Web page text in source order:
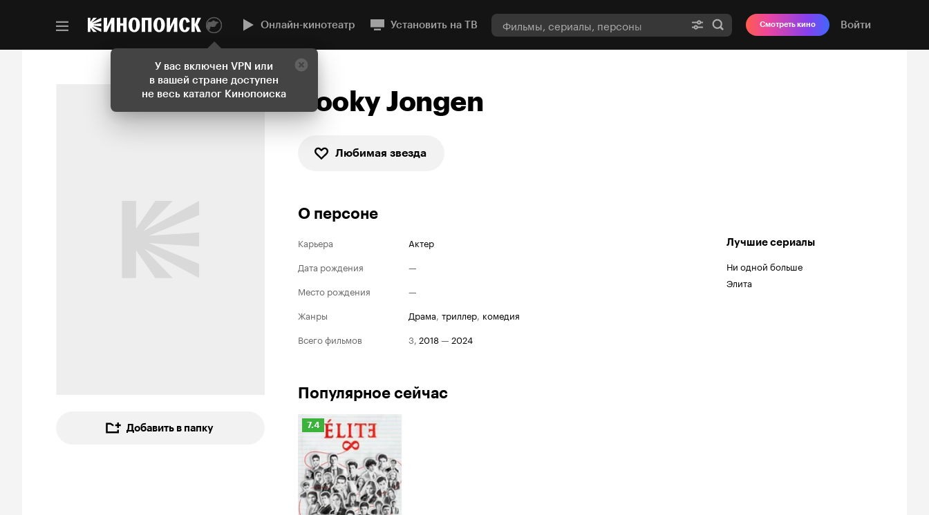
У вас включен VPN или
в вашей стране доступен
не весь каталог Кинопоиска
Онлайн-кинотеатр Установить на ТВ Смотреть кино Войти
Добавить в папку
Pooky Jongen
Любимая звезда
О персоне
Карьера
Актер
Дата рождения
—
Место рождения
—
Жанры
драма, триллер, комедия
Всего фильмов
3, 2018— 2024
Лучшие сериалы
Ни одной больше
Элита
Популярное сейчас
Рейтинг
Кинопоиска
7.4
7.4